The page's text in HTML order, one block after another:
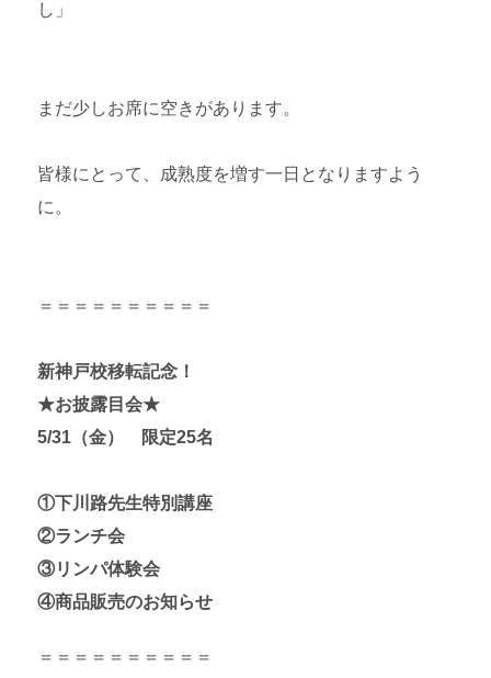
し」
まだ少しお席に空きがあります。
皆様にとって、成熟度を増す一日となりますよう
に。
＝＝＝＝＝＝＝＝＝＝
新神戸校移転記念！
★お披露目会★
5/31（金） 限定25名
①下川路先生特別講座
②ランチ会
③リンパ体験会
④商品販売のお知らせ
＝＝＝＝＝＝＝＝＝＝